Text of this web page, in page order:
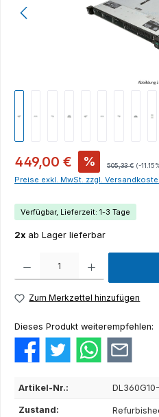
449,00 € % 505,33 € (-
Preise exkl. MwSt. zzgl.
Verfügbar, Lieferzeit: 1-3 Tage
2x ab Lager lieferbar
Zum Merkzettel hinzufügen
Dieses Produkt weiterempfehlen:
Artikel-Nr.:
Zustand: